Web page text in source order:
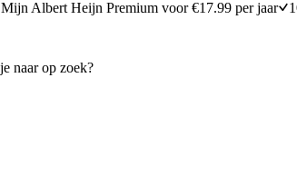
Mijn Albert Heijn Premium voor €17.99 per jaar